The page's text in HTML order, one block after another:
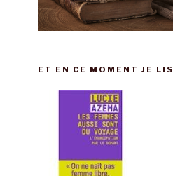
ET EN CE MOMENT JE LIS